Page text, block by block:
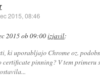
2015, 08:46
2015 ob 09:00izjavil:
ki uporabljajo Chrome oz.
pinning? V tem primeru